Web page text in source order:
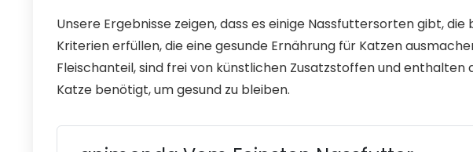
Unsere Ergebnisse zeigen, dass es einige Nassfuttersorten gibt,
Kriterien erfüllen, die eine gesunde Ernährung für Katzen
Fleischanteil, sind frei von künstlichen Zusatzstoffen und
Katze benötigt, um gesund zu bleiben.